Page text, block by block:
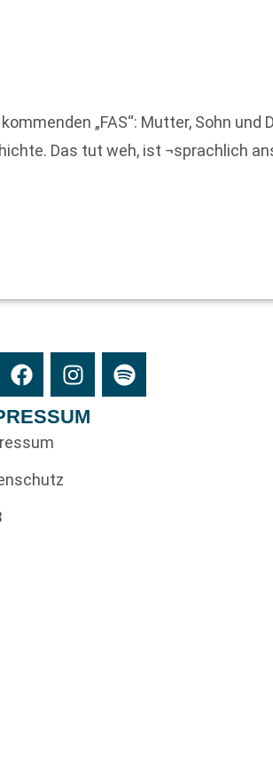
„FAS“: Mutter, Sohn
Das tut weh, ist ¬sprachlich